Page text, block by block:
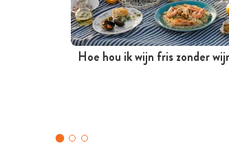
Hoe hou ik wijn fris zonder